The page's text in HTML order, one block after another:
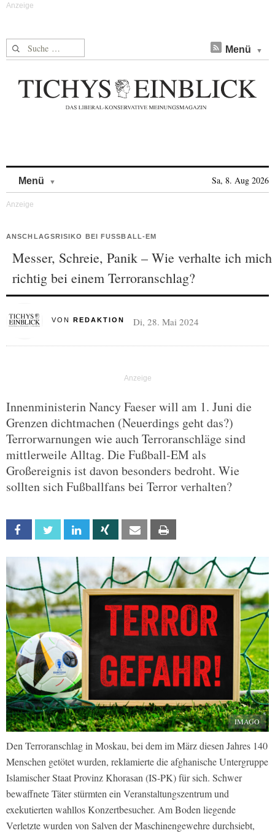
Suche nach: Menü
Menü Sa, 8. Aug 2026
ANSCHLAGSRISIKO BEI FUSSBALL-EM
Messer, Schreie, Panik – Wie verhalte ich mich
richtig bei einem Terroranschlag?
VON REDAKTION Di, 28. Mai 2024
Innenministerin Nancy Faeser will am 1. Juni die
Grenzen dichtmachen (Neuerdings geht das?)
Terrorwarnungen wie auch Terroranschläge sind
mittlerweile Alltag. Die Fußball-EM als
Großereignis ist davon besonders bedroht. Wie
sollten sich Fußballfans bei Terror verhalten?
Facebook Twitter Linkedin Xing Email
IMAGO
Den Terroranschlag in Moskau, bei dem im März diesen Jahres 140
Menschen getötet wurden, reklamierte die afghanische Untergruppe
Islamischer Staat Provinz Khorasan (IS-PK) für sich. Schwer
bewaffnete Täter stürmten ein Veranstaltungszentrum und
exekutierten wahllos Konzertbesucher. Am Boden liegende
Verletzte wurden von Salven der Maschinengewehre durchsiebt,